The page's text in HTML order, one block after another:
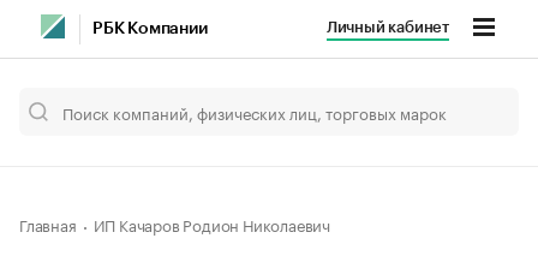
РБК Компании Личный кабинет
Главная ИП Качаров Родион Николаевич